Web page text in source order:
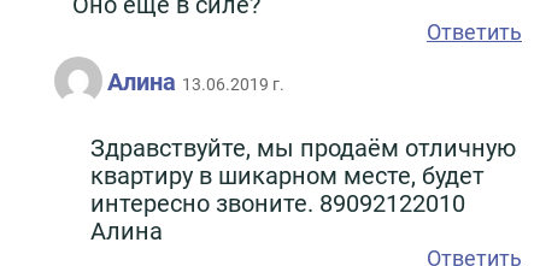
Ответить
Алина 13.06.2019 г.
Здравствуйте, мы продаём отличную
квартиру в шикарном месте, будет
интересно звоните. 89092122010
Алина
Ответить